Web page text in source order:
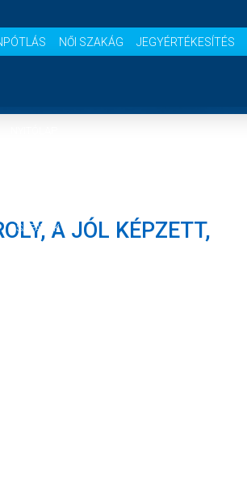
NŐI SZAKÁG JEGYÉRTÉKESÍTÉS
CSAPATOKA JÓL KÉPZETT,